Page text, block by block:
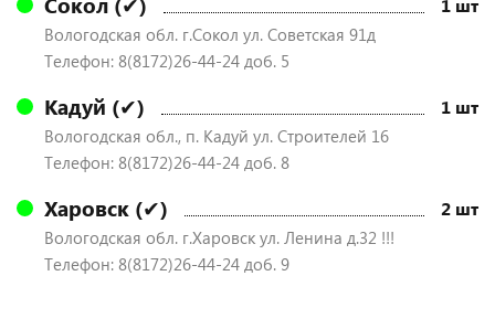
1 шт
Вологодская обл. г.Сокол ул. Советская 91д
Телефон: 8(8172)26-44-24 доб. 5
Кадуй (✔) 1 шт
Вологодская обл., п. Кадуй ул. Строителей 16
Телефон: 8(8172)26-44-24 доб. 8
Харовск (✔) 2 шт
Вологодская обл. г.Харовск ул. Ленина д.32 !!!
Телефон: 8(8172)26-44-24 доб. 9